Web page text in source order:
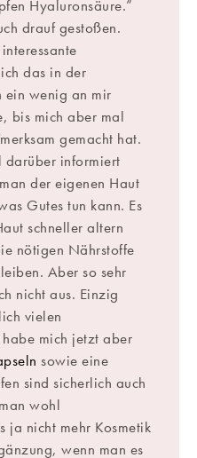
Hyaluronsäure.”
drauf gestoßen.
das in der
ein wenig an mir
bis mich aber mal
gemacht hat.
darüber informiert
der eigenen Haut
Gutes tun kann. Es
schneller altern
nötigen Nährstoffe
Aber so sehr
nicht aus. Einzig
vielen
mich jetzt aber
sowie eine
sind sicherlich auch
wohl
ja nicht mehr Kosmetik
wenn man es